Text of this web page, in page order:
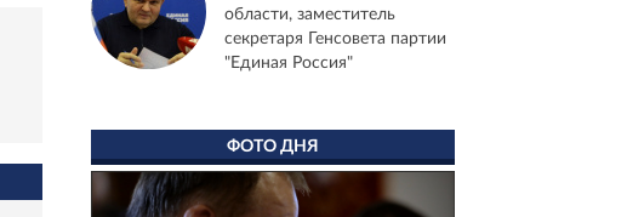
области, заместитель
секретаря Генсовета партии
"Единая Россия"
ФОТО ДНЯ